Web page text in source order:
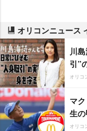
オリコンニュース
川
引”
オリコ
マ
生の
オリコ